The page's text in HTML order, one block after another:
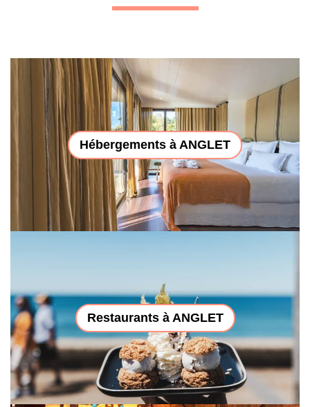
Hébergements à ANGLET
Restaurants à ANGLET